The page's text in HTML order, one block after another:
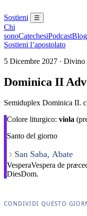
Sostieni ☰
Chi
sonoCatechesiPodcastBlog
Sostieni l’apostolato
5 Dicembre 2027 ·
Dominica II
Semiduplex Dominica II.
Colore liturgico: viola
Santo del giorno
San Saba, Abate
VesperaVespera de
DiesDom.
CONDIVIDI QUESTO